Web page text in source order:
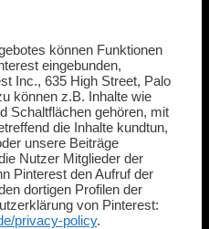
können Funktionen
eingebunden,
Inc., 635 High Street, Palo
können z.B. Inhalte wie
Schaltflächen gehören, mit
die Inhalte kundtun,
unsere Beiträge
Nutzer Mitglieder der
Pinterest den Aufruf der
dortigen Profilen der
von Pinterest:
privacy-policy.